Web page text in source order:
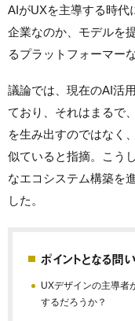
AIがUXを主導する時代
企業なのか、モデルを
るプラットフォーマー
議論では、現在のAI活
ており、それはまるで
を生み出すのではなく
似ていると指摘。こう
なエコシステム構築を
した。
ポイントとなる問い
UXデザインの主導者
するだろうか？